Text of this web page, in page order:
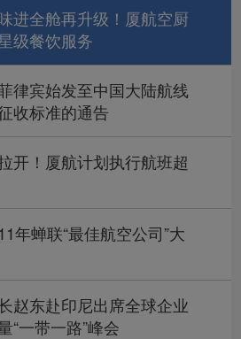
进全舱再升级！厦航空厨
级餐饮服务
律宾始发至中国大陆航线
收标准的通告
开！厦航计划执行航班超
年蝉联“最佳航空公司”大
赵东赴印尼出席全球企业
“一带一路”峰会